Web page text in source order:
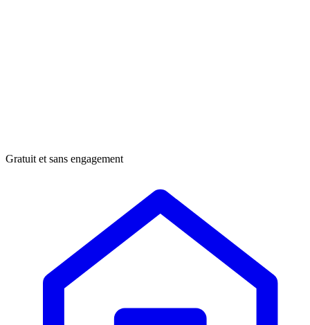
Gratuit et sans engagement